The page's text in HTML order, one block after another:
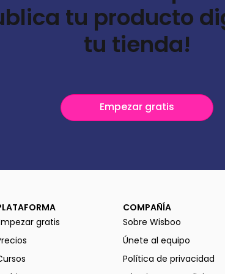
tu producto
tu tienda!
Empezar gratis
gratis
COMPAÑÍA
Sobre Wisboo
Únete al equipo
Política de privacidad